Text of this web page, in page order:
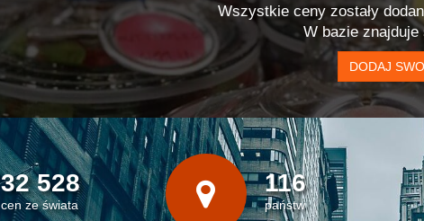
Wszystkie ceny zostały
W bazie
DODAJ
32 528
cen ze świata
116
państw